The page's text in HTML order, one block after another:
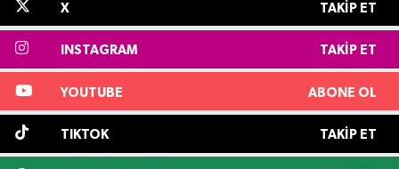
X TAKIP ET
INSTAGRAM TAKIP ET
YOUTUBE ABONE OL
TIKTOK TAKIP ET